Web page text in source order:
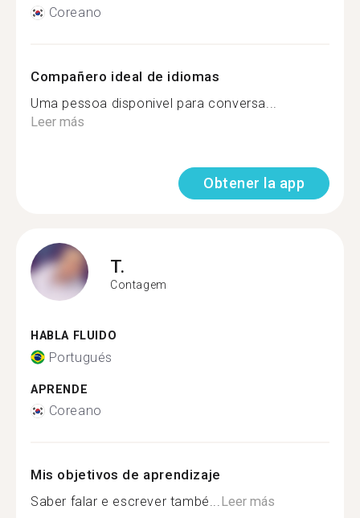
Coreano
Compañero ideal de idiomas
Uma pessoa disponivel para conversa...
Leer más
Obtener la app
T.
Contagem
HABLA FLUIDO
Portugués
APRENDE
Coreano
Mis objetivos de aprendizaje
Saber falar e escrever també...Leer más